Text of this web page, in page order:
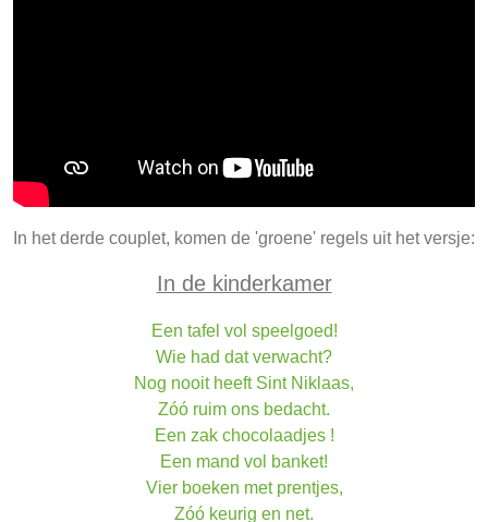
In het derde couplet, komen de 'groene' regels uit het versje:
In de kinderkamer
Een tafel vol speelgoed!
Wie had dat verwacht?
Nog nooit heeft Sint Niklaas,
Zóó ruim ons bedacht.
Een zak chocolaadjes !
Een mand vol banket!
Vier boeken met prentjes,
Zóó keurig en net.